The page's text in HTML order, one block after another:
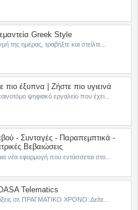
Greek Style
της ημέρας, τραβήξτε και στείλτε...
έξυπνα | Ζήστε πιο υγιεινά
ψηφιακό εργαλείο που έχει...
- Συνταγές - Παραπεμπτικά -
Βεβαιώσεις
νέα εφαρμογή που εντάσσεται στο...
Telematics
σε ΠΡΑΓΜΑΤΙΚΟ ΧΡΟΝΟ: Δείτε...